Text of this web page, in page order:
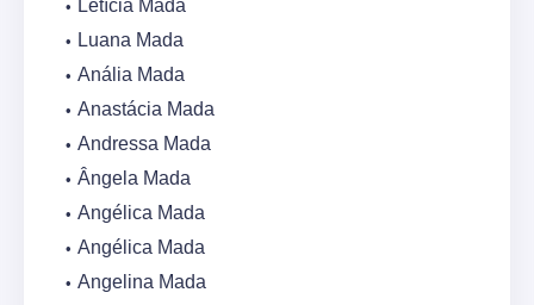
Letícia Mada
Luana Mada
Anália Mada
Anastácia Mada
Andressa Mada
Ângela Mada
Angélica Mada
Angélica Mada
Angelina Mada